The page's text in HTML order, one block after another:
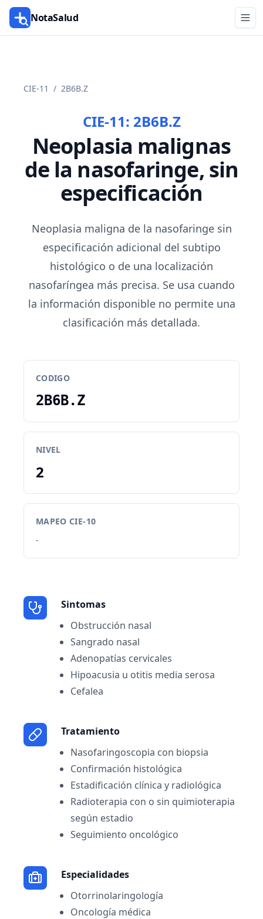
NotaSalud
CIE-11 / 2B6B.Z
CIE-11: 2B6B.Z
Neoplasia malignas
de la nasofaringe, sin
especificación
Neoplasia maligna de la nasofaringe sin
especificación adicional del subtipo
histológico o de una localización
nasofaríngea más precisa. Se usa cuando
la información disponible no permite una
clasificación más detallada.
CODIGO
2B6B.Z
NIVEL
2
MAPEO CIE-10
-
Sintomas
Obstrucción nasal
Sangrado nasal
Adenopatías cervicales
Hipoacusia u otitis media serosa
Cefalea
Tratamiento
Nasofaringoscopia con biopsia
Confirmación histológica
Estadificación clínica y radiológica
Radioterapia con o sin quimioterapia
según estadio
Seguimiento oncológico
Especialidades
Otorrinolaringología
Oncología médica